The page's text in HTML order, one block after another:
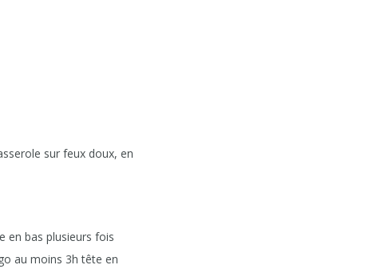
sur feux doux, en
en bas plusieurs fois
au moins 3h tête en